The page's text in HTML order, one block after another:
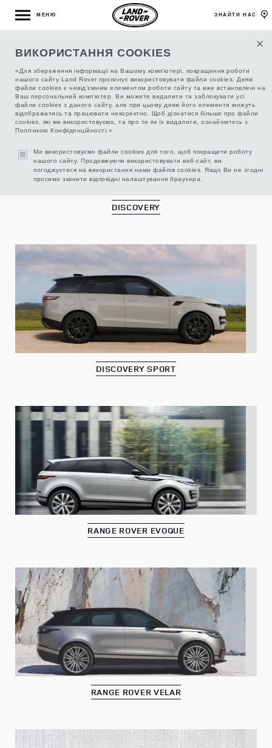
ВИКОРИСТАННЯ COOKIES
«Для збереження інформаціі на Вашому комп’ютері, покращення роботи
нашого сайту Land Rover пропонує використовувати файли cookies. Деякі
файли cookies є невід’ємним елементом роботи сайту та вже встановлені на
Ваш персональний комп’ютер. Ви можете видалити та заблокувати усі
файли cookies з даного сайту, але при цьому деякі його елементи можуть
відображатись та працювати некоректно. Щоб дізнатися більше про файли
cookies, які ми використовуємо, та про те як їх видалити, ознайомтесь з
Політикою Конфіденційності.»
Ми використовуємо файли cookies для того, щоб покращити роботу
нашого сайту. Продовжуючи використовувати веб-сайт, ви
погоджуєтеся на використання нами файлів cookies. Якщо Ви не згодні
просимо змінити відповідні налаштування браузера.
МЕНЮ ЗНАЙТИ НАС
АКСЕСУАРИ ДЛЯ LAND ROVER
DISCOVERY
DISCOVERY SPORT
RANGE ROVER EVOQUE
RANGE ROVER VELAR